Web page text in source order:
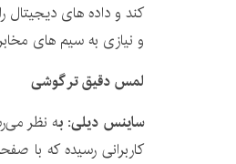
کند و داده ‌های
و نیازی به سیم ‎های مخابراتی و ارتباطی برای دریافت امواج رادیویی ندارد.
لمس دقیق ‎تر گوشی
ساینس دیلی: به نظر
کاربرانی رسیده که با